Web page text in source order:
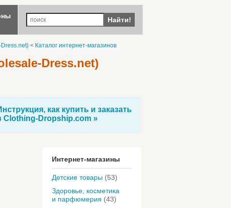
Найти!
< Каталог интернет-магазинов
Dress.net)
как купить и заказать
Clothing-Dropship.com »
Интернет-магазины
Детские товары (53)
Здоровье, косметика
и парфюмерия (43)